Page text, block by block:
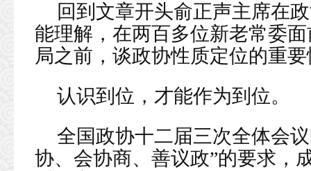
回到文章开头俞正声主席在
能理解，在两百多位新老常委
局之前，谈政协性质定位的重
认识到位，才能作为到位。
全国政协十二届三次全体会
协、会协商、善议政”的要求，